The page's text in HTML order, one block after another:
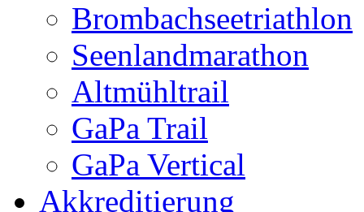
Brombachseetriathlon
Seenlandmarathon
Altmühltrail
GaPa Trail
GaPa Vertical
Akkreditierung